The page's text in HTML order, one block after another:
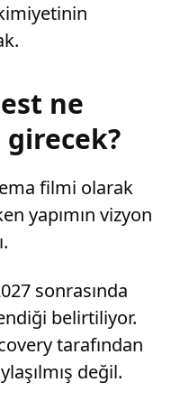
ne
filmi olarak
yapımın vizyon
sonrasında
belirtiliyor.
tarafından
değil.